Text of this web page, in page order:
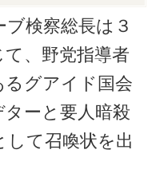
検察総長は３
、野党指導者
グアイド国会
ーと要人暗殺
て召喚状を出